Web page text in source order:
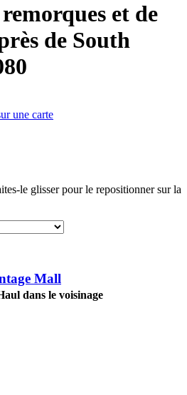
et de
de South
une carte
le glisser pour le repositionner sur la
Mall
dans le voisinage